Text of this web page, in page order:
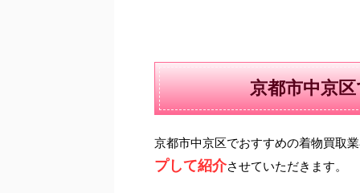
京都市中京
京都市中京区でおすすめの着物買取
プして紹介させていただきます。